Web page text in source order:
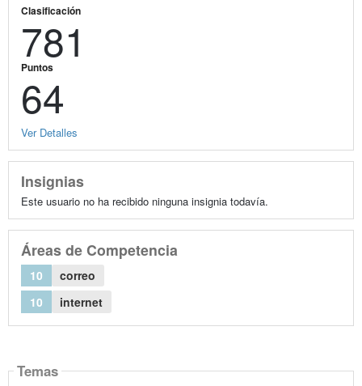
Clasificación
781
Puntos
64
Ver Detalles
Insignias
Este usuario no ha recibido ninguna insignia todavía.
Áreas de Competencia
10
correo
10
internet
Temas